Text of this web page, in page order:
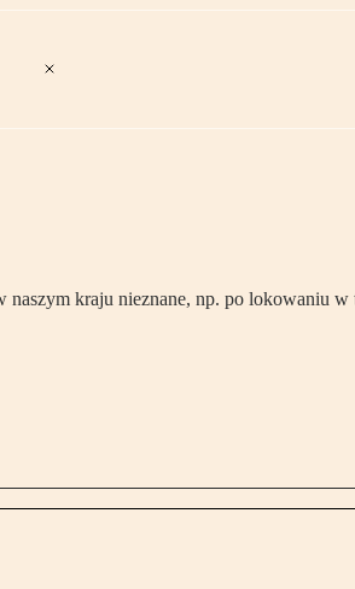
kraju nieznane, np. po lokowaniu